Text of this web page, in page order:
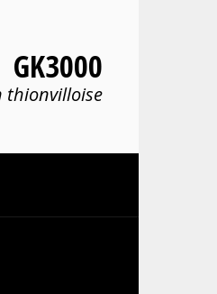
GK3000
thionvilloise